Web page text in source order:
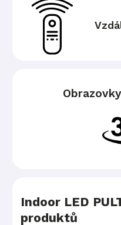
Indoor LED
produktů